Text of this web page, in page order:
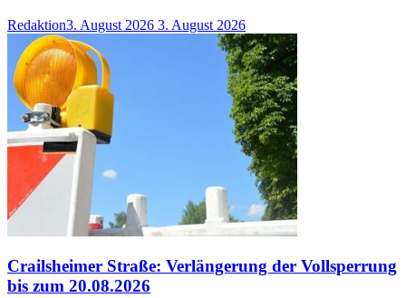
Redaktion3. August 2026 3. August 2026
Crailsheimer Straße: Verlängerung der Vollsperrung
bis zum 20.08.2026